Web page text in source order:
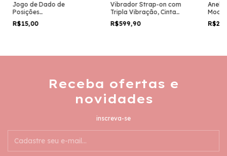
Jogo de Dado de
Posições
HETEROSSEXUAL ER-03S
R$15,00
Vibrador Strap-on com
Tripla Vibração, Cinta
com Regulagem e
Controle Remoto 8571
R$599,90
Anel
Receba ofertas e
novidades
inscreva-se